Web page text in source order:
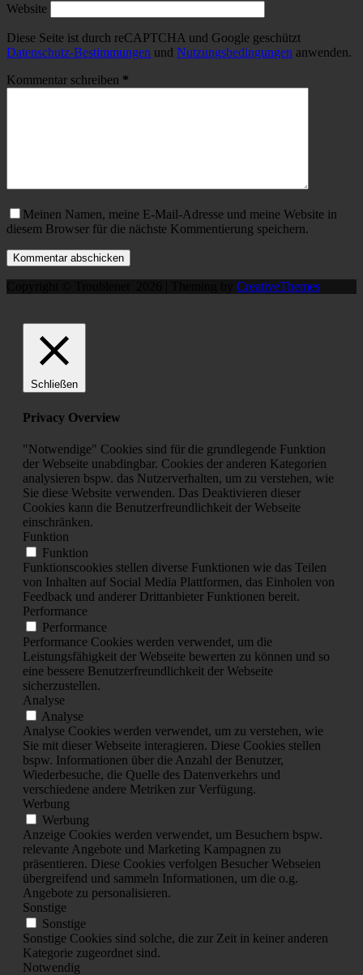
Website
Diese Seite ist durch reCAPTCHA und Google geschützt
Datenschutz-Bestimmungen und Nutzungsbedingungen anwenden.
Kommentar schreiben *
Meinen Namen, meine E-Mail-Adresse und meine Website in
diesem Browser für die nächste Kommentierung speichern.
Kommentar abschicken
CreativeThemes
Schließen
Privacy Overview
"Notwendige" Cookies sind für die grundlegende Funktion
der Webseite unabdingbar. Cookies der anderen Kategorien
analysieren bspw. das Nutzerverhalten, um zu verstehen, wie
Sie diese Website verwenden. Das Deaktivieren dieser
Cookies kann die Benutzerfreundlichkeit der Webseite
einschränken.
Funktion
Funktion
Funktionscookies stellen diverse Funktionen wie das Teilen
von Inhalten auf Social Media Plattformen, das Einholen von
Feedback und anderer Drittanbieter Funktionen bereit.
Performance
Performance
Performance Cookies werden verwendet, um die
Leistungsfähigkeit der Webseite bewerten zu können und so
eine bessere Benutzerfreundlichkeit der Webseite
sicherzustellen.
Analyse
Analyse
Analyse Cookies werden verwendet, um zu verstehen, wie
Sie mit dieser Webseite interagieren. Diese Cookies stellen
bspw. Informationen über die Anzahl der Benutzer,
Wiederbesuche, die Quelle des Datenverkehrs und
verschiedene andere Metriken zur Verfügung.
Werbung
Werbung
Anzeige Cookies werden verwendet, um Besuchern bspw.
relevante Angebote und Marketing Kampagnen zu
präsentieren. Diese Cookies verfolgen Besucher Webseien
übergreifend und sammeln Informationen, um die o.g.
Angebote zu personalisieren.
Sonstige
Sonstige
Sonstige Cookies sind solche, die zur Zeit in keiner anderen
Kategorie zugeordnet sind.
Notwendig